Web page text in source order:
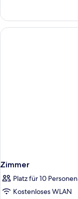
anzeigen
Studio,
1 King-
Bett,
Zimmer
Platz für 10 Personen
Kostenloses WLAN